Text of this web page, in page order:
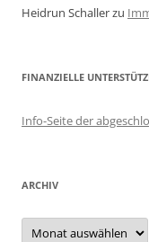
Heidrun Schallerzu
FINANZIELLE
Info-Seite der
ARCHIV
Archiv